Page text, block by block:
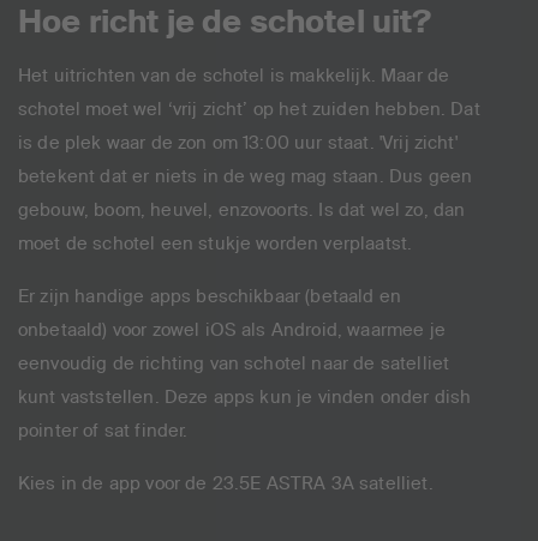
Hoe richt je de schotel uit?
Het uitrichten van de schotel is makkelijk. Maar de
schotel moet wel ‘vrij zicht’ op het zuiden hebben. Dat
is de plek waar de zon om 13:00 uur staat. 'Vrij zicht'
betekent dat er niets in de weg mag staan. Dus geen
gebouw, boom, heuvel, enzovoorts. Is dat wel zo, dan
moet de schotel een stukje worden verplaatst.
Er zijn handige apps beschikbaar (betaald en
onbetaald) voor zowel iOS als Android, waarmee je
eenvoudig de richting van schotel naar de satelliet
kunt vaststellen. Deze apps kun je vinden onder dish
pointer of sat finder.
Kies in de app voor de 23.5E ASTRA 3A satelliet.